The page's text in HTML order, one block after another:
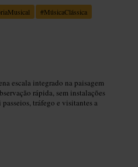
#MúsicaClássica
escala integrado na paisagem
rápida, sem instalações
tráfego e visitantes a